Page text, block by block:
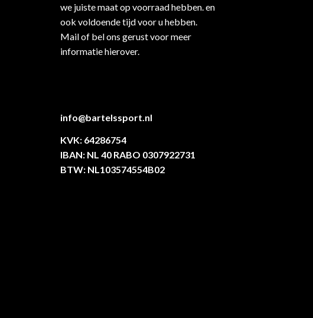
we juiste maat op voorraad hebben. en
ook voldoende tijd voor u hebben.
Mail of bel ons gerust voor meer
informatie hierover.
info@bartelssport.nl
KVK: 64286754
IBAN: NL 40 RABO 0307922731
BTW: NL103574554B02